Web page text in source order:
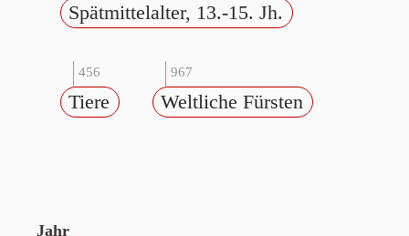
Spätmittelalter, 13.-15. Jh.
456
Tiere
967
Weltliche Fürsten
Jahr